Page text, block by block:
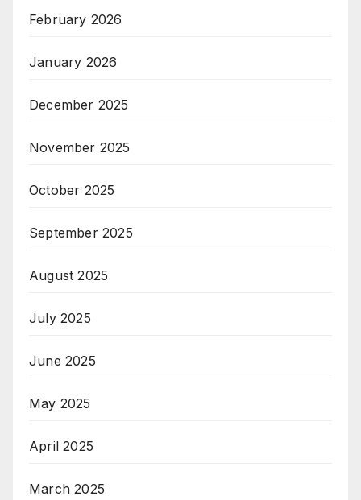
February 2026
January 2026
December 2025
November 2025
October 2025
September 2025
August 2025
July 2025
June 2025
May 2025
April 2025
March 2025